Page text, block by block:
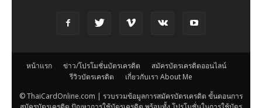
หน้าแรก ข่าว/โปรโมชั่นบัตรเครดิต
สมัครบัตรเครดิตออนไลน์
รีวิวบัตรเครดิต
เกี่ยวกับเรา About Me
© ThaiCardOnline.com | รวบรวมข้อมูลการสมัครบัตรเครดิต ขั้นตอนการ